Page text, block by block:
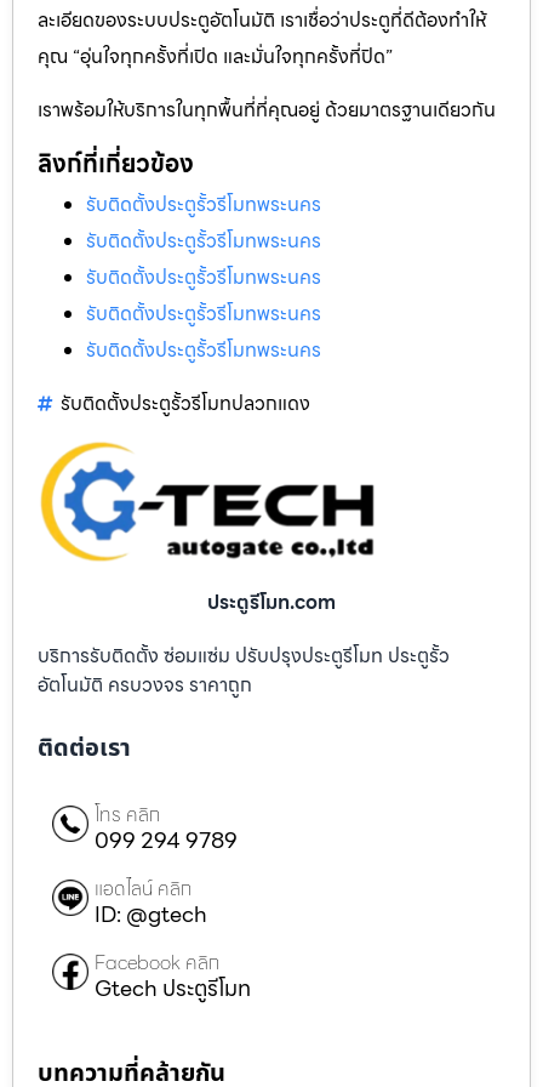
ละเอียดของระบบประตูอัตโนมัติ เราเชื่อว่าประตูที่ดีต้องทำให้
คุณ “อุ่นใจทุกครั้งที่เปิด และมั่นใจทุกครั้งที่ปิด”
เราพร้อมให้บริการในทุกพื้นที่ที่คุณอยู่ ด้วยมาตรฐานเดียวกัน
ลิงก์ที่เกี่ยวข้อง
รับติดตั้งประตูรั้วรีโมทพระนคร
รับติดตั้งประตูรั้วรีโมทพระนคร
รับติดตั้งประตูรั้วรีโมทพระนคร
รับติดตั้งประตูรั้วรีโมทพระนคร
รับติดตั้งประตูรั้วรีโมทพระนคร
รับติดตั้งประตูรั้วรีโมทปลวกแดง
ประตูรีโมท.com
บริการรับติดตั้ง ซ่อมแซ่ม ปรับปรุงประตูรีโมท ประตูรั้ว
อัตโนมัติ ครบวงจร ราคาถูก
ติดต่อเรา
โทร คลิก
099 294 9789
แอดไลน์ คลิก
ID: @gtech
Facebook คลิก
Gtech ประตูรีโมท
บทความที่คล้ายกัน